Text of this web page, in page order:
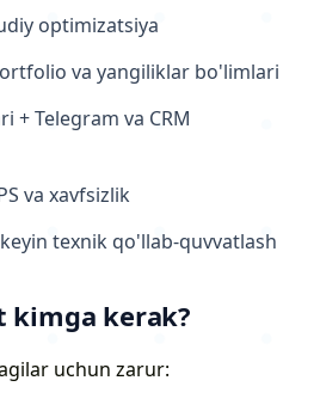
optimizatsiya
va yangiliklar bo'limlari
+ Telegram va CRM
va xavfsizlik
texnik qo'llab-quvvatlash
kimga kerak?
uchun zarur: